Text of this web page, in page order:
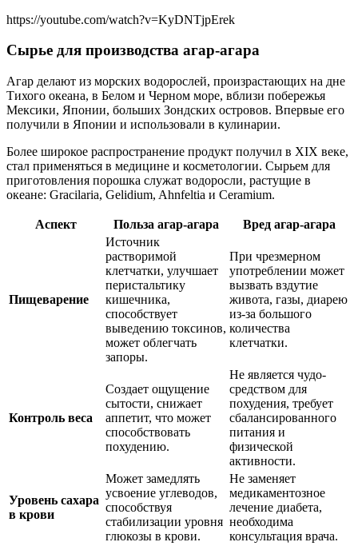
https://youtube.com/watch?v=KyDNTjpErek
Сырье для производства агар-агара
Агар делают из морских водорослей, произрастающих на дне
Тихого океана, в Белом и Черном море, вблизи побережья
Мексики, Японии, больших Зондских островов. Впервые его
получили в Японии и использовали в кулинарии.
Более широкое распространение продукт получил в XIX веке,
стал применяться в медицине и косметологии. Сырьем для
приготовления порошка служат водоросли, растущие в
океане: Gracilaria, Gelidium, Ahnfeltia и Ceramium.
Аспект Польза агар-агара Вред агар-агара
Пищеварение
Источник
растворимой
клетчатки, улучшает
перистальтику
кишечника,
способствует
выведению токсинов,
может облегчать
запоры.
При чрезмерном
употреблении может
вызвать вздутие
живота, газы, диарею
из-за большого
количества
клетчатки.
Контроль веса
Создает ощущение
сытости, снижает
аппетит, что может
способствовать
похудению.
Не является чудо-
средством для
похудения, требует
сбалансированного
питания и
физической
активности.
Уровень сахара
в крови
Может замедлять
усвоение углеводов,
способствуя
стабилизации уровня
глюкозы в крови.
Не заменяет
медикаментозное
лечение диабета,
необходима
консультация врача.